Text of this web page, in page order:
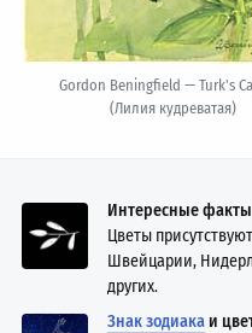
Gordon Beningfield — Turk's
(Лилия кудреватая)
Интересные факты
Цветы
Швейцарии,
других.
Знак зодиака и